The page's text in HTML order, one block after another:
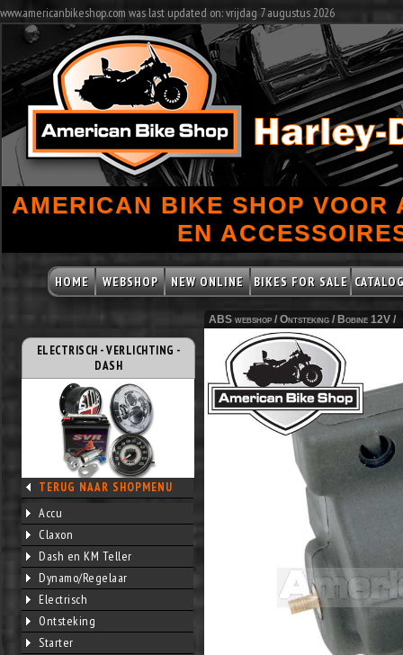
www.americanbikeshop.com was last updated on: vrijdag 7 augustus 2026
AMERICAN BIKE SHOP VOOR
EN
HOME WEBSHOP NEW ONLINE BIKES FOR SALE
ELECTRISCH - VERLICHTING -
DASH
TERUG NAAR SHOPMENU
Accu
Claxon
Dash en KM Teller
Dynamo/Regelaar
Electrisch
Ontsteking
Starter
ABS webshop / Ontsteking / Bobine 12V /